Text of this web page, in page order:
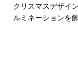
クリスマスデザイ
ルミネーションを